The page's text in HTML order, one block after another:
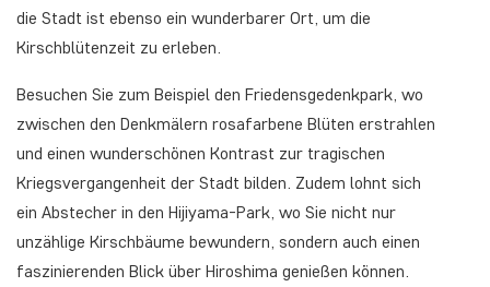
die Stadt ist ebenso ein wunderbarer Ort, um die
Kirschblütenzeit zu erleben.
Besuchen Sie zum Beispiel den Friedensgedenkpark, wo
zwischen den Denkmälern rosafarbene Blüten erstrahlen
und einen wunderschönen Kontrast zur tragischen
Kriegsvergangenheit der Stadt bilden. Zudem lohnt sich
ein Abstecher in den Hijiyama-Park, wo Sie nicht nur
unzählige Kirschbäume bewundern, sondern auch einen
faszinierenden Blick über Hiroshima genießen können.